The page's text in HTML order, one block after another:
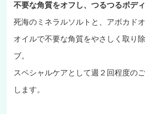
不要な角質をオフし、つるつるボデ
死海のミネラルソルトと、アボカド
オイルで不要な角質をやさしく取り
ブ。
スペシャルケアとして週２回程度の
します。